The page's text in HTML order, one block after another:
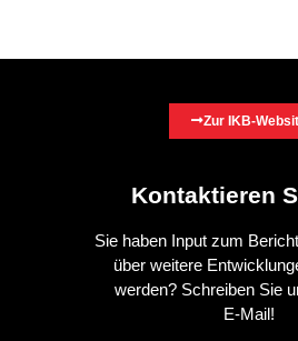
Zur IKB-
Kontaktieren
Sie haben Input zum
über weitere
werden? Schreiben Sie
E-Mail!